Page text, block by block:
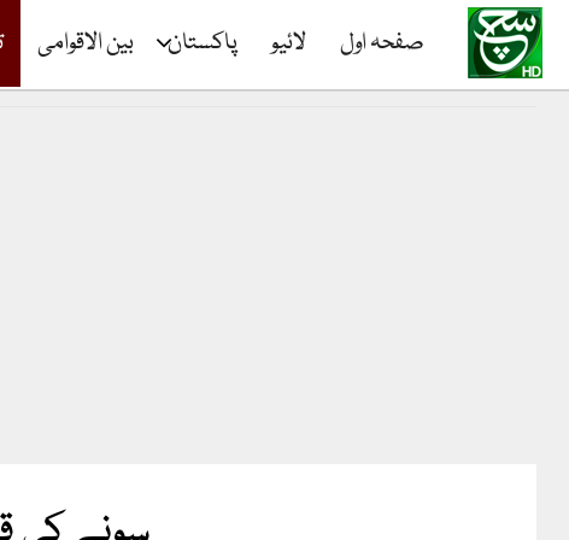
صفحہ اول لائیو پاکستان بین الاقوامی